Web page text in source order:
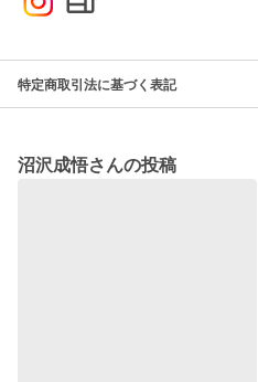
特定商取引法に基づく表記
沼沢成悟さんの投稿